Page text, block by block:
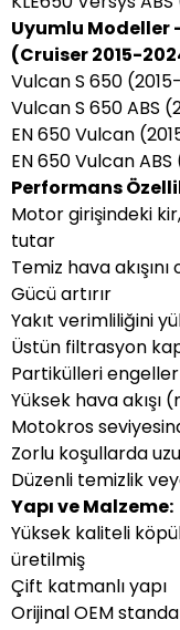
Uyumlu Modeller
(Cruiser 2015-
Vulcan S 650
Vulcan S 650 ABS
EN 650 Vulcan
EN 650 Vulcan
Performans
Motor girişindeki
tutar
Temiz hava
Gücü artırır
Yakıt verimliliğini
Üstün filtrasyon
Partikülleri engeller
Yüksek hava
Motokros
Zorlu koşullarda
Düzenli temizlik
Yapı ve Malzeme:
Yüksek kaliteli
üretilmiş
Çift katmanlı yapı
Orijinal OEM